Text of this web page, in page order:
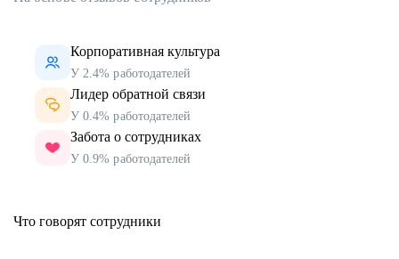
Корпоративная культура
У 2.4% работодателей
Лидер обратной связи
У 0.4% работодателей
Забота о сотрудниках
У 0.9% работодателей
Что говорят сотрудники